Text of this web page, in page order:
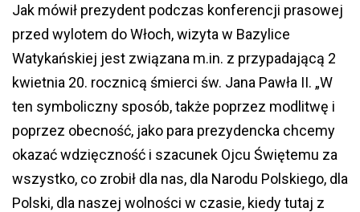
Jak mówił prezydent podczas konferencji prasowej
przed wylotem do Włoch, wizyta w Bazylice
Watykańskiej jest związana m.in. z przypadającą 2
kwietnia 20. rocznicą śmierci św. Jana Pawła II. „W
ten symboliczny sposób, także poprzez modlitwę i
poprzez obecność, jako para prezydencka chcemy
okazać wdzięczność i szacunek Ojcu Świętemu za
wszystko, co zrobił dla nas, dla Narodu Polskiego, dla
Polski, dla naszej wolności w czasie, kiedy tutaj z